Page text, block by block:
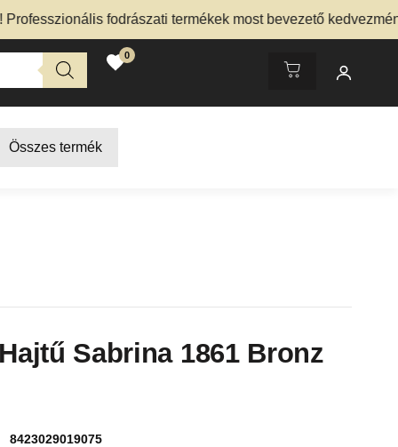
fodrászati termékek most bevezető
0
Összes termék
Sabrina 1861 Bronz
8423029019075